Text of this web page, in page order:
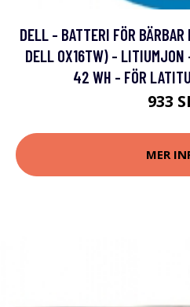
DELL - BATTERI FÖR BÄRBAR
DELL 0X16TW) -
42 WH - FÖR
933
MER